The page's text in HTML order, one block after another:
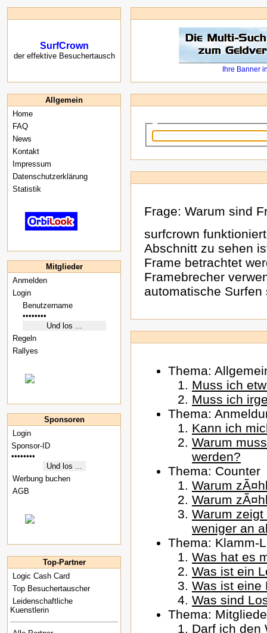
SurfCrown
der effektive Besuchertausch
Allgemein
Home
FAQ
News
Kontakt
Impressum
Datenschutzerklärung
Statistik
Mitglieder
Anmelden
Login
Regeln
Rallyes
Sponsoren
Login
Werbung buchen
AGB
Top-Partner
Logic Cash Card
Top Besuchertauscher
Leidenschaftliche
Kuenstlerin
Frage: Warum sind
surfcrown
Abschnitt zu sehen
Frame betrachtet
Framebrecher
automatische Surfen
Thema:
Muss ich
Muss ich
Thema:
Kann ich
Warum
werden?
Thema: Counter
Warum
Warum
Warum
weniger an
Thema: Klamm-
Was hat es
Was ist ein
Was ist eine
Was sind
Thema:
Darf ich den